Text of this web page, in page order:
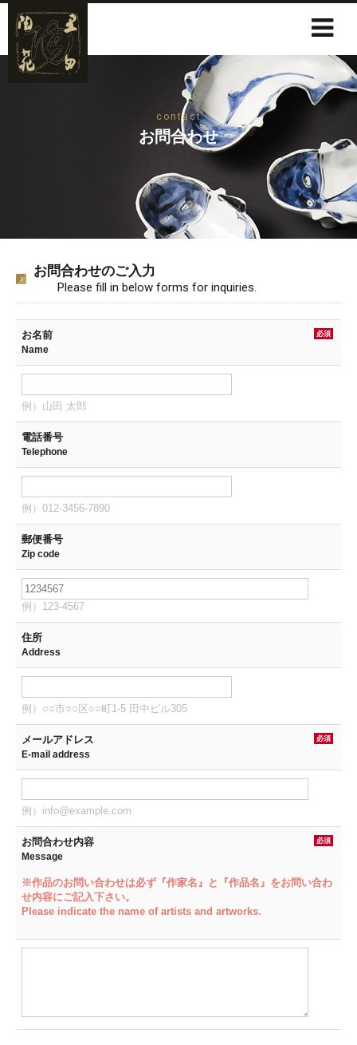
contact
お問合わせ
お問合わせのご入力
Please fill in below forms for inquiries.
お名前 必須
Name
例）山田 太郎
電話番号
Telephone
例）012-3456-7890
郵便番号
Zip code
例）123-4567
住所
Address
例）○○市○○区○○町1-5 田中ビル305
メールアドレス 必須
E-mail address
例）info@example.com
お問合わせ内容 必須
Message
※作品のお問い合わせは必ず『作家名』と『作品名』をお問い合わ
せ内容にご記入下さい。
Please indicate the name of artists and artworks.